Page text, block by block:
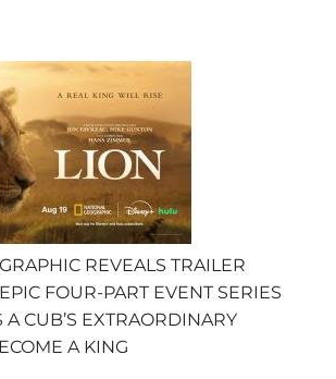
REVEALS TRAILER
FOUR-PART EVENT SERIES
CUB’S EXTRAORDINARY
A KING